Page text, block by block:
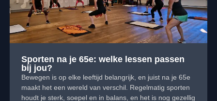
Sporten na je 65e: welke lessen passen
bij jou?
Bewegen is op elke leeftijd belangrijk, en juist na je 65e
maakt het een wereld van verschil. Regelmatig sporten
houdt je sterk, soepel en in balans, en het is nog gezellig